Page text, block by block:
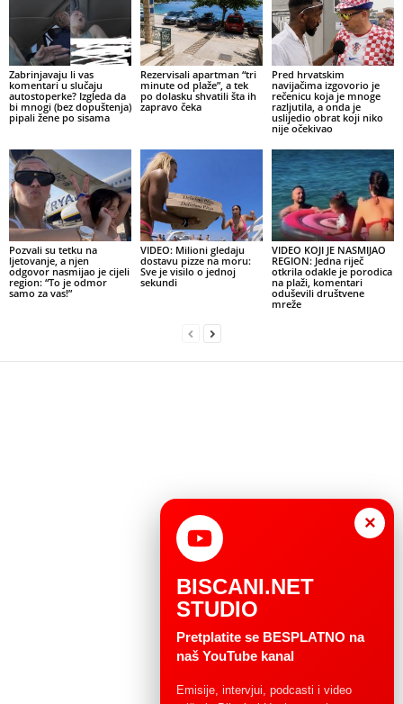
Zabrinjavaju li vas
komentari u slučaju
autostoperke? Izgleda da
bi mnogi (bez dopuštenja)
pipali žene po sisama
Rezervisali apartman “tri
minute od plaže”, a tek
po dolasku shvatili šta ih
zapravo čeka
Pred hrvatskim
navijačima izgovorio je
rečenicu koja je mnoge
razljutila, a onda je
uslijedio obrat koji niko
nije očekivao
Pozvali su tetku na
ljetovanje, a njen
odgovor nasmijao je cijeli
region: “To je odmor
samo za vas!”
VIDEO: Milioni gledaju
dostavu pizze na moru:
Sve je visilo o jednoj
sekundi
VIDEO KOJI JE NASMIJAO
REGION: Jedna riječ
otkrila odakle je porodica
na plaži, komentari
oduševili društvene
mreže
×
BISCANI.NET
STUDIO
Pretplatite se BESPLATNO na
naš YouTube kanal
Emisije, intervjui, podcasti i video